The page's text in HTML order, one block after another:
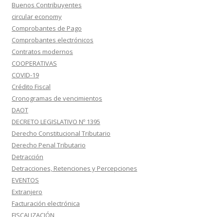
Buenos Contribuyentes
circular economy
Comprobantes de Pago
Comprobantes electrónicos
Contratos modernos
COOPERATIVAS
COVID-19
Crédito Fiscal
Cronogramas de vencimientos
DAOT
DECRETO LEGISLATIVO Nº 1395
Derecho Constitucional Tributario
Derecho Penal Tributario
Detracción
Detracciones, Retenciones y Percepciones
EVENTOS
Extranjero
Facturación electrónica
FISCALIZACIÓN